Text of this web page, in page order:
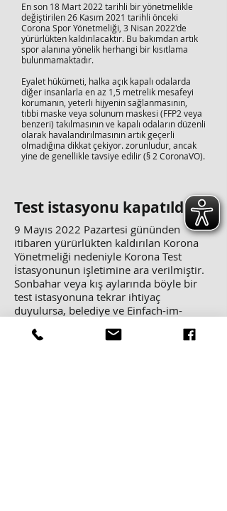
En son 18 Mart 2022 tarihli bir yönetmelikle
değiştirilen 26 Kasım 2021 tarihli önceki
Corona Spor Yönetmeliği, 3 Nisan 2022'de
yürürlükten kaldırılacaktır. Bu bakımdan artık
spor alanına yönelik herhangi bir kısıtlama
bulunmamaktadır.
Eyalet hükümeti, halka açık kapalı odalarda
diğer insanlarla en az 1,5 metrelik mesafeyi
korumanın, yeterli hijyenin sağlanmasının,
tıbbi maske veya solunum maskesi (FFP2 veya
benzeri) takılmasının ve kapalı odaların düzenli
olarak havalandırılmasının artık geçerli
olmadığına dikkat çekiyor. zorunludur, ancak
yine de genellikle tavsiye edilir (§ 2 CoronaVO).
Test istasyonu kapatıldı
9 Mayıs 2022 Pazartesi gününden
itibaren yürürlükten kaldırılan Korona
Yönetmeliği nedeniyle Korona Test
İstasyonunun işletimine ara verilmiştir.
Sonbahar veya kış aylarında böyle bir
test istasyonuna tekrar ihtiyaç
duyulursa, belediye ve Einfach-im-
konusunu görüşeceğiz. Bize güvenen